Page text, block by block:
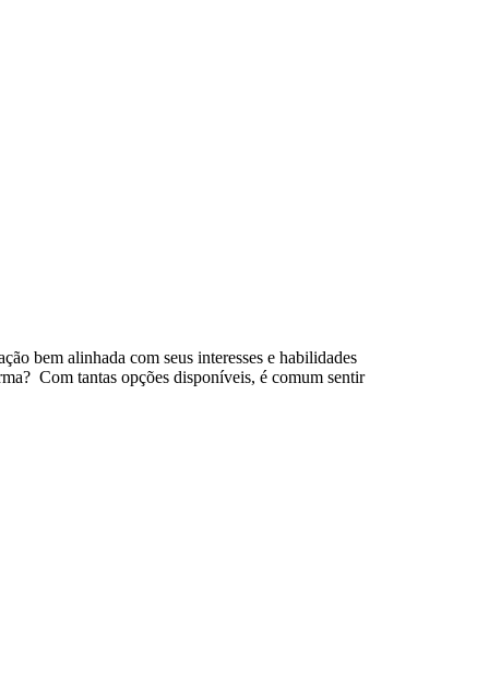
bem alinhada com seus interesses e habilidades
Com tantas opções disponíveis, é comum sentir